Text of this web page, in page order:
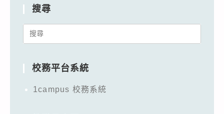
搜尋
Search
校務平台系統
1campus 校務系統